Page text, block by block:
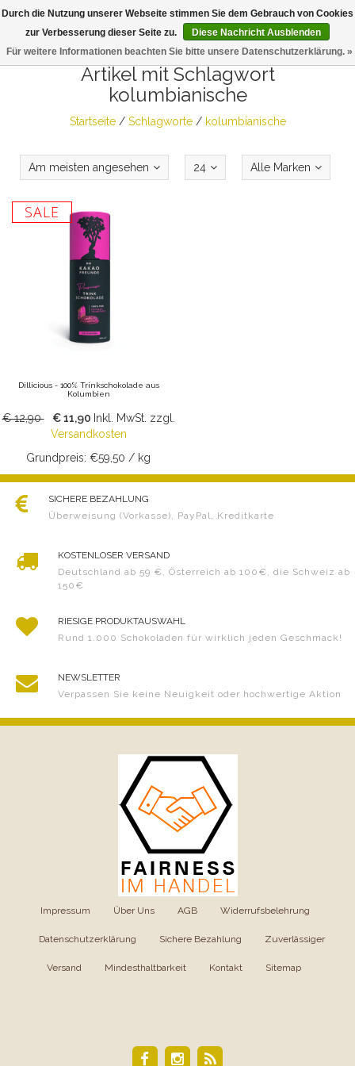
Artikel mit Schlagwort
kolumbianische
Startseite/ Schlagworte/ kolumbianische
Am meisten angesehen 24 Alle Marken
SALE
Dillicious - 100% Trinkschokolade aus
Kolumbien
€ 12,90 € 11,90 Inkl. MwSt. zzgl.
Versandkosten
Grundpreis: €59,50 / kg
SICHERE BEZAHLUNG
Überweisung (Vorkasse), PayPal, Kreditkarte
KOSTENLOSER VERSAND
Deutschland ab 59 €, Österreich ab 100€, die Schweiz ab
150€
RIESIGE PRODUKTAUSWAHL
Rund 1.000 Schokoladen für wirklich jeden Geschmack!
NEWSLETTER
Verpassen Sie keine Neuigkeit oder hochwertige Aktion
Impressum Über Uns AGB Widerrufsbelehrung
Datenschutzerklärung Sichere Bezahlung Zuverlässiger
Versand Mindesthaltbarkeit Kontakt Sitemap
Durch die Nutzung unserer Webseite stimmen Sie dem Gebrauch von Cookies
zur Verbesserung dieser Seite zu.
Diese Nachricht Ausblenden
Für weitere Informationen beachten Sie bitte unsere Datenschutzerklärung. »